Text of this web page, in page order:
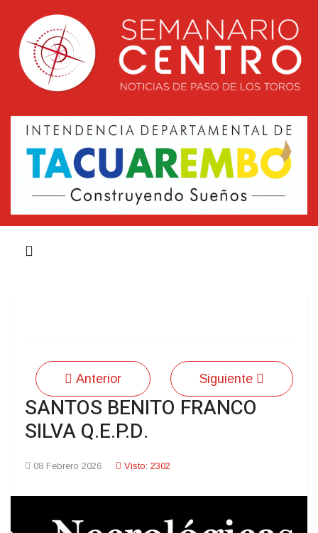
Anterior Siguiente
SANTOS BENITO FRANCO
SILVA Q.E.P.D.
08 Febrero 2026 Visto: 2302